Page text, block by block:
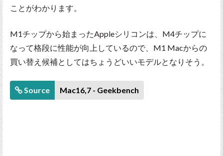
ことがわかります。
M1チップから始まったAppleシリコンは、M4チップに
なって格段に性能が向上しているので、M1 Macからの
買い替え候補としてはちょうどいいモデルとなりそう。
Source Mac16,7 - Geekbench